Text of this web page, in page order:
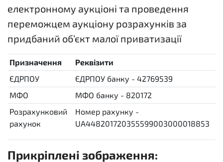
електронному аукціоні та проведення
переможцем аукціону розрахунків за
придбаний об’єкт малої приватизації
Призначення
Реквізити
ЄДРПОУ
ЄДРПОУ банку - 42769539
МФО
МФО банку - 820172
Розрахунковий
рахунок
Номер рахунку -
UA448201720355599003000018853
Прикріплені зображення: